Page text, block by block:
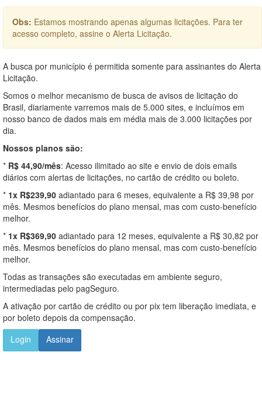
Obs: Estamos mostrando apenas algumas licitações. Para ter
acesso completo, assine o Alerta Licitação.
A busca por município é permitida somente para assinantes do Alerta
Licitação.
Somos o melhor mecanismo de busca de avisos de licitação do
Brasil, diariamente varremos mais de 5.000 sites, e incluímos em
nosso banco de dados mais em média mais de 3.000 licitações por
dia.
Nossos planos são:
* R$ 44,90/mês: Acesso ilimitado ao site e envio de dois emails
diários com alertas de licitações, no cartão de crédito ou boleto.
* 1x R$239,90 adiantado para 6 meses, equivalente a R$ 39,98 por
mês. Mesmos benefícios do plano mensal, mas com custo-benefício
melhor.
* 1x R$369,90 adiantado para 12 meses, equivalente a R$ 30,82 por
mês. Mesmos benefícios do plano mensal, mas com custo-benefício
melhor.
Todas as transações são executadas em ambiente seguro,
intermediadas pelo pagSeguro.
A ativação por cartão de crédito ou por pix tem liberação imediata, e
por boleto depois da compensação.
Login
Assinar